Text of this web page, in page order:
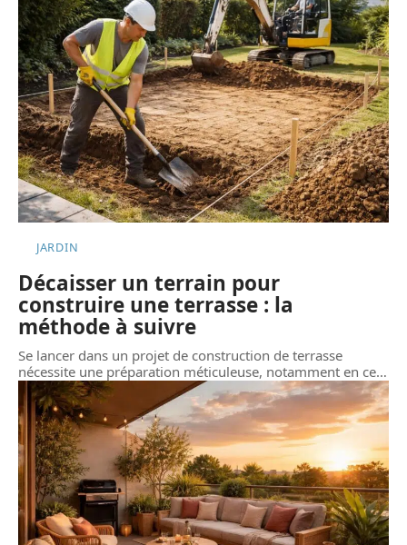
JARDIN
Décaisser un terrain pour
construire une terrasse : la
méthode à suivre
Se lancer dans un projet de construction de terrasse
nécessite une préparation méticuleuse, notamment en ce…